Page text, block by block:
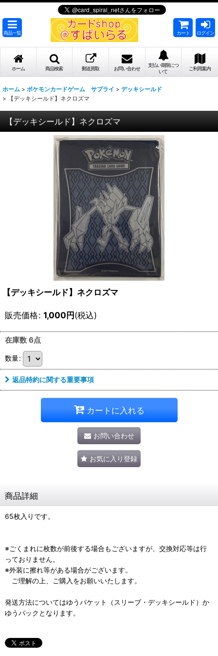
商品一覧 カート ログイン
ホーム 商品検索 郵送買取 お問い合わせ
支払い期限につ
いて
ご利用案内
ホーム > ポケモンカードゲーム サプライ > デッキシールド
>
【デッキシールド】ネクロズマ
【デッキシールド】ネクロズマ
【デッキシールド】ネクロズマ
販売価格: 1,000円(税込)
在庫数 6点
数量:
返品特約に関する重要事項
カートに入れる
お問い合わせ
お気に入り登録
商品詳細
65枚入りです。
※ごくまれに枚数が前後する場合もございますが、交換対応等は行
っておりません。
※外装に擦れ等がある場合がございます。
ご理解の上、ご購入をお願いいたします。
発送方法についてはゆうパケット（スリーブ・デッキシールド）か
ゆうパックとなります。